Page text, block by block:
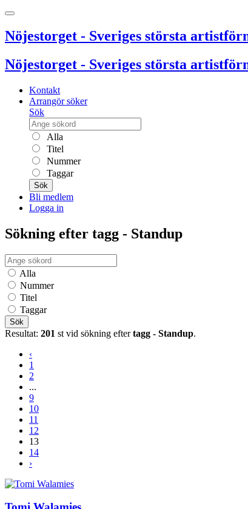
Nöjestorget - Sveriges största
Nöjestorget - Sveriges största
Kontakt
Arrangör söker
Sök
Alla
Titel
Nummer
Taggar
Sök
Bli medlem
Logga in
Sökning efter tagg - Standup
Alla
Nummer
Titel
Taggar
Sök
Resultat: 201 st vid sökning eftertagg - Standup.
‹
1
2
...
9
10
11
12
13
14
›